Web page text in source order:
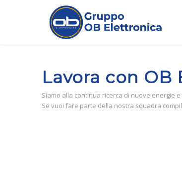
Lavora con
Siamo alla continua ricerca di nuove energie
Se vuoi fare parte della nostra squadra